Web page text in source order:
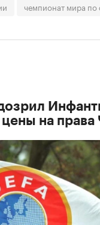
чемпионат мира по
на права